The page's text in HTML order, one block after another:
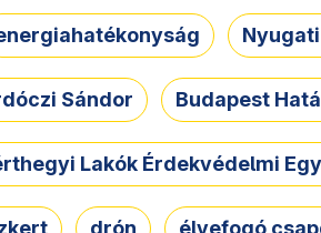
Sándor Budapest
Lakók Érdekvédelmi
drón élvefogó